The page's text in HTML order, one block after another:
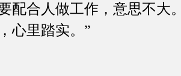
配合人做工作，意思不大
心里踏实。”